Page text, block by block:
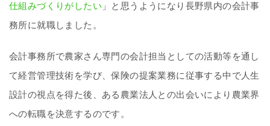
仕組みづくりがしたい 」と思うようになり長野県内の会計事
務所に就職しました。
会計事務所で農家さん専門の会計担当としての活動等を通し
て経営管理技術を学び、保険の提案業務に従事する中で人生
設計の視点を得た後、ある農業法人との出会いにより農業界
への転職を決意するのです。